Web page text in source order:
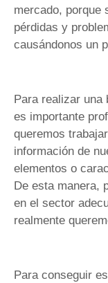
mercado, porque
pérdidas y
causándonos un
Para realizar una
es importante
queremos
información de
elementos o
De esta manera,
en el sector
realmente
Para conseguir